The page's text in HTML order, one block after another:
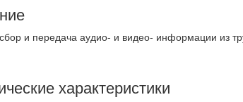
и передача аудио- и видео- информации из
характеристики